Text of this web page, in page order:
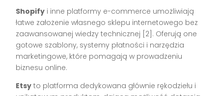
Shopify i inne platformy e-commerce umożliwiają
łatwe założenie własnego sklepu internetowego bez
zaawansowanej wiedzy technicznej [2]. Oferują one
gotowe szablony, systemy płatności i narzędzia
marketingowe, które pomagają w prowadzeniu
biznesu online.
Etsy to platforma dedykowana głównie rękodziełu i